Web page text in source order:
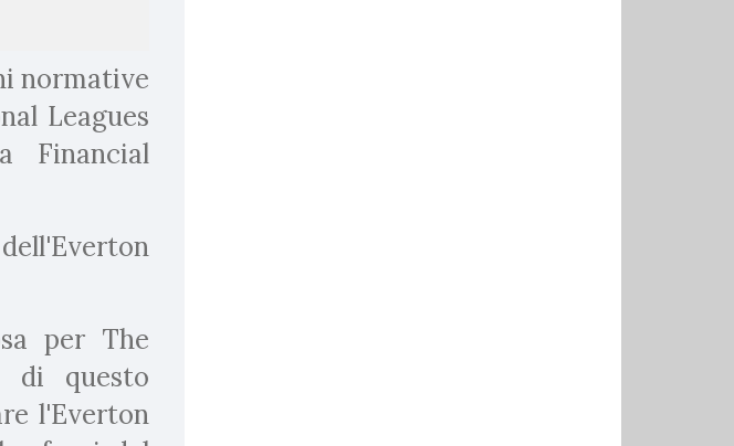
normative
Leagues
Financial
per The
di questo
l'Everton